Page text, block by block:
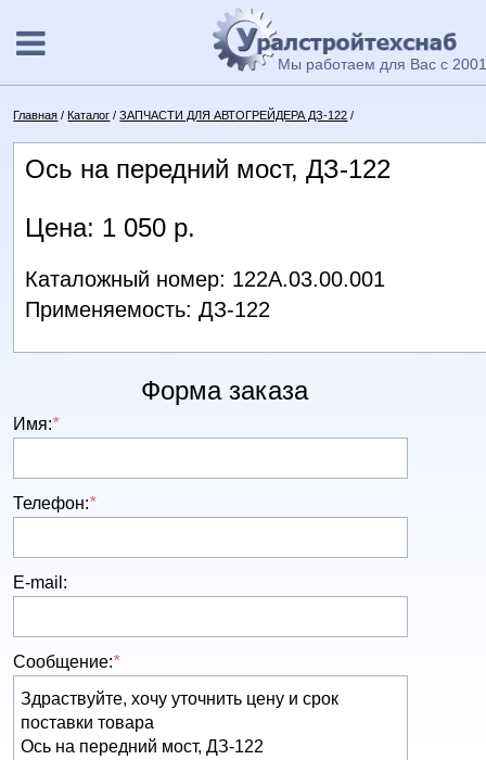
Мы работаем для Вас с
Главная /Каталог /ЗАПЧАСТИ ДЛЯ АВТОГРЕЙДЕРА ДЗ-122 /
Ось на передний мост, ДЗ-122
Цена: 1 050 р.
Каталожный номер: 122А.03.00.001
Применяемость: ДЗ-122
Форма заказа
Имя:*
Телефон:*
E-mail:
Сообщение:*